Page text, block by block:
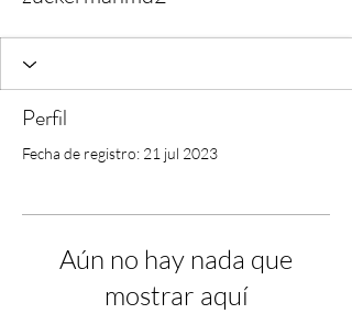
Perfil
Fecha de registro: 21 jul 2023
Aún no hay nada que
mostrar aquí